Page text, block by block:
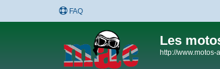
FAQ
Les
http://